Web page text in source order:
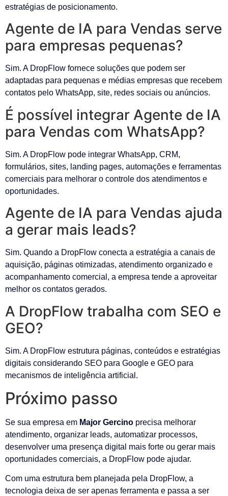
estratégias de posicionamento.
Agente de IA para Vendas serve
para empresas pequenas?
Sim. A DropFlow fornece soluções que podem ser
adaptadas para pequenas e médias empresas que recebem
contatos pelo WhatsApp, site, redes sociais ou anúncios.
É possível integrar Agente de IA
para Vendas com WhatsApp?
Sim. A DropFlow pode integrar WhatsApp, CRM,
formulários, sites, landing pages, automações e ferramentas
comerciais para melhorar o controle dos atendimentos e
oportunidades.
Agente de IA para Vendas ajuda
a gerar mais leads?
Sim. Quando a DropFlow conecta a estratégia a canais de
aquisição, páginas otimizadas, atendimento organizado e
acompanhamento comercial, a empresa tende a aproveitar
melhor os contatos gerados.
A DropFlow trabalha com SEO e
GEO?
Sim. A DropFlow estrutura páginas, conteúdos e estratégias
digitais considerando SEO para Google e GEO para
mecanismos de inteligência artificial.
Próximo passo
Se sua empresa em Major Gercino precisa melhorar
atendimento, organizar leads, automatizar processos,
desenvolver uma presença digital mais forte ou gerar mais
oportunidades comerciais, a DropFlow pode ajudar.
Com uma estrutura bem planejada pela DropFlow, a
tecnologia deixa de ser apenas ferramenta e passa a ser